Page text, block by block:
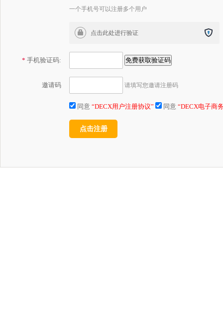
一个手机号可以注册多个用户
* 手机验证码:
邀请码 请填写您邀请注册码
同意 “DECX用户注册协议” 同意 “DECX电子商